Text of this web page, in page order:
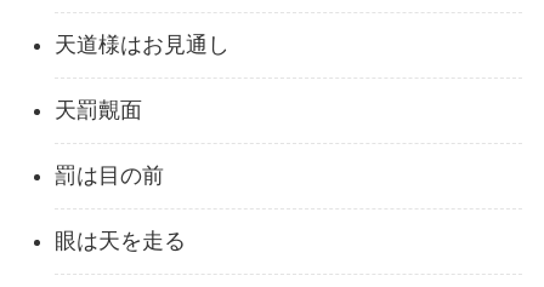
天道様はお見通し
天罰覿面
罰は目の前
眼は天を走る